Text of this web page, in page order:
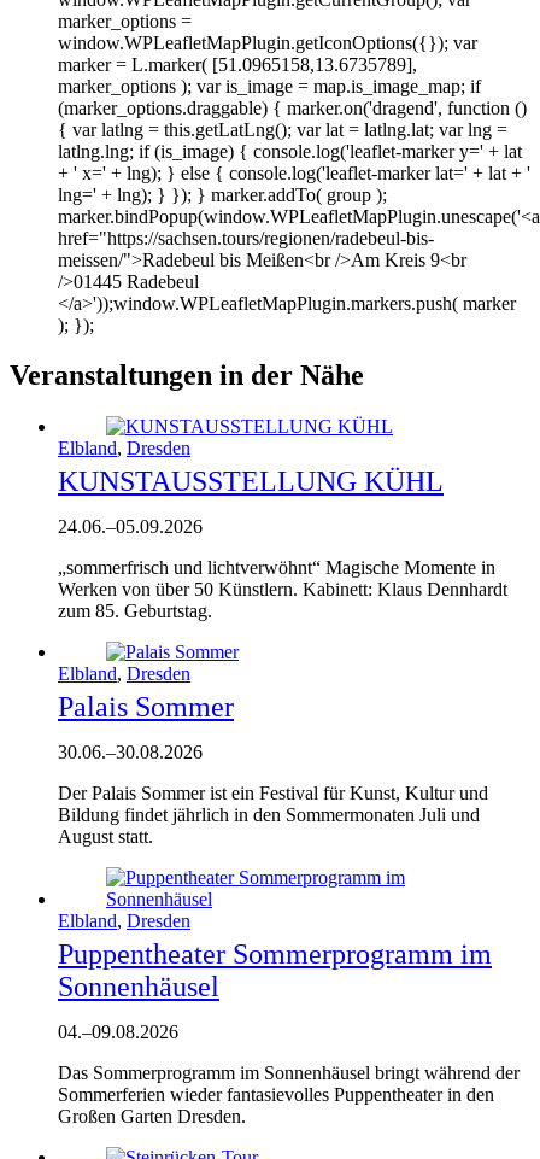
marker_options =
window.WPLeafletMapPlugin.getIconOptions({}); var
marker = L.marker( [51.0965158,13.6735789],
marker_options ); var is_image = map.is_image_map; if
(marker_options.draggable) { marker.on('dragend', function ()
{ var latlng = this.getLatLng(); var lat = latlng.lat; var lng =
latlng.lng; if (is_image) { console.log('leaflet-marker y=' + lat
+ ' x=' + lng); } else { console.log('leaflet-marker lat=' + lat + '
lng=' + lng); } }); } marker.addTo( group );
marker.bindPopup(window.WPLeafletMapPlugin.unescape('<a
href="https://sachsen.tours/regionen/radebeul-bis-
meissen/">Radebeul bis Meißen<br />Am Kreis 9<br
/>01445 Radebeul
</a>'));window.WPLeafletMapPlugin.markers.push( marker
); });
Veranstaltungen in der Nähe
Elbland, Dresden
KUNSTAUSSTELLUNG KÜHL
24.06.–05.09.2026
„sommerfrisch und lichtverwöhnt“ Magische Momente in
Werken von über 50 Künstlern. Kabinett: Klaus Dennhardt
zum 85. Geburtstag.
Elbland, Dresden
Palais Sommer
30.06.–30.08.2026
Der Palais Sommer ist ein Festival für Kunst, Kultur und
Bildung findet jährlich in den Sommermonaten Juli und
August statt.
Elbland, Dresden
Puppentheater Sommerprogramm im
Sonnenhäusel
04.–09.08.2026
Das Sommerprogramm im Sonnenhäusel bringt während der
Sommerferien wieder fantasievolles Puppentheater in den
Großen Garten Dresden.